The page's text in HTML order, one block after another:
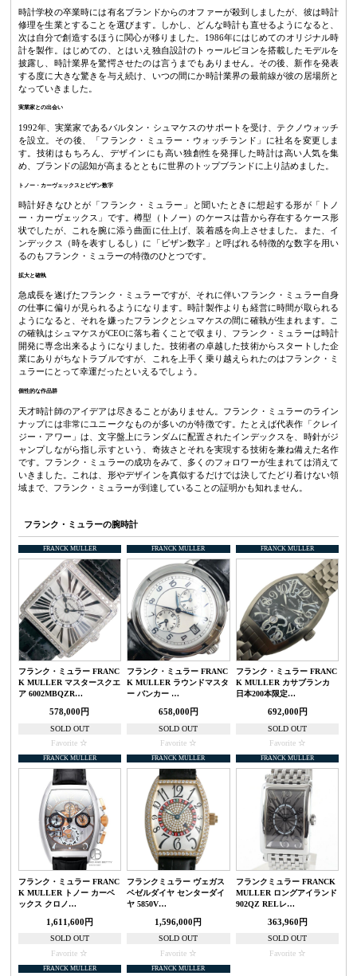
時計学校の卒業時には有名ブランドからのオファーが殺到しましたが、彼は時計
修理を生業とすることを選びます。しかし、どんな時計も直せるようになると、
次は自分で創造するほうに関心が移りました。1986年にはじめてのオリジナル時
計を製作。はじめての、とはいえ独自設計のトゥールビヨンを搭載したモデルを
披露し、時計業界を驚愕させたのは言うまでもありません。その後、新作を発表
する度に大きな驚きを与え続け、いつの間にか時計業界の最前線が彼の居場所と
なっていきました。
実業家との出会い
1992年、実業家であるバルタン・シュマケスのサポートを受け、テクノウォッチ
を設立。その後、「フランク・ミュラー・ウォッチランド」に社名を変更しま
す。技術はもちろん、デザインにも高い独創性を発揮した時計は高い人気を集
め、ブランドの認知が高まるとともに世界のトップブランドに上り詰めました。
トノー・カーヴェックスとビザン数字
時計好きなひとが「フランク・ミュラー」と聞いたときに想起する形が「トノ
ー・カーヴェックス」です。樽型（トノー）のケースは昔から存在するケース形
状でしたが、これを腕に添う曲面に仕上げ、装着感を向上させました。また、イ
ンデックス（時を表すしるし）に「ビザン数字」と呼ばれる特徴的な数字を用い
るのもフランク・ミュラーの特徴のひとつです。
拡大と確執
急成長を遂げたフランク・ミュラーですが、それに伴いフランク・ミュラー自身
の仕事に偏りが見られるようになります。時計製作よりも経営に時間が取られる
ようになると、それを嫌ったフランクとシュマケスの間に確執が生まれます。こ
の確執はシュマケスがCEOに落ち着くことで収まり、フランク・ミュラーは時計
開発に専念出来るようになりました。技術者の卓越した技術からスタートした企
業にありがちなトラブルですが、これを上手く乗り越えられたのはフランク・ミ
ュラーにとって幸運だったといえるでしょう。
個性的な作品群
天才時計師のアイデアは尽きることがありません。フランク・ミュラーのライン
ナップには非常にユニークなものが多いのが特徴です。たとえば代表作「クレイ
ジー・アワー」は、文字盤上にランダムに配置されたインデックスを、時針がジ
ャンプしながら指し示すという、奇抜さとそれを実現する技術を兼ね備えた名作
です。フランク・ミュラーの成功をみて、多くのフォロワーが生まれては消えて
いきました。これは、形やデザインを真似するだけでは決してたどり着けない領
域まで、フランク・ミュラーが到達していることの証明かも知れません。
フランク・ミュラーの腕時計
FRANCK MULLER
フランク・ミュラー FRANC
K MULLER マスタースクエ
ア 6002MBQZR…
578,000円
SOLD OUT
Favorite
FRANCK MULLER
フランク・ミュラー FRANC
K MULLER ラウンドマスタ
ー バンカー …
658,000円
SOLD OUT
Favorite
FRANCK MULLER
フランク・ミュラー FRANC
K MULLER カサブランカ
日本200本限定…
692,000円
SOLD OUT
Favorite
FRANCK MULLER
フランク・ミュラー FRANC
K MULLER トノー カーベ
ックス クロノ…
1,611,600円
SOLD OUT
Favorite
FRANCK MULLER
フランクミュラー ヴェガス
ベゼルダイヤ センターダイ
ヤ 5850V…
1,596,000円
SOLD OUT
Favorite
FRANCK MULLER
フランクミュラー FRANCK
MULLER ロングアイランド
902QZ RELレ…
363,960円
SOLD OUT
Favorite
FRANCK MULLER FRANCK MULLER